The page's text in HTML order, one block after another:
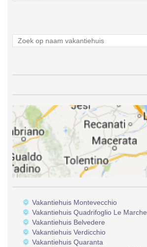
Vakantiehuis Montevecchio
Vakantiehuis Quadrifoglio Le Marche
Vakantiehuis Belvedere
Vakantiehuis Verdicchio
Vakantiehuis Quaranta